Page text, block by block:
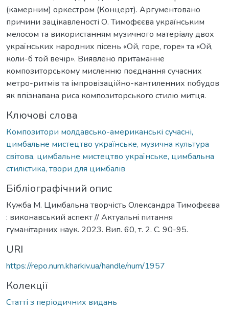
(камерним) оркестром (Концерт). Аргументовано
причини зацікавленості О. Тимофєєва українським
мелосом та використанням музичного матеріалу двох
українських народних пісень «Ой, горе, горе» та «Ой,
коли-б той вечір». Виявлено притаманне
композиторському мисленню поєднання сучасних
метро-ритмів та імпровізаційно-кантиленних побудов
як впізнавана риса композиторського стилю митця.
Ключові слова
Композитори молдавсько-американські сучасні,
цимбальне мистецтво українське, музична культура
світова, цимбальне мистецтво українське, цимбальна
стилістика, твори для цимбалів
Бібліографічний опис
Кужба М. Цимбальна творчість Олександра Тимофєєва
: виконавський аспект // Актуальнi питання
гуманiтарних наук. 2023. Вип. 60, т. 2. С. 90-95.
URI
https://repo.num.kharkiv.ua/handle/num/1957
Колекції
Статті з періодичних видань